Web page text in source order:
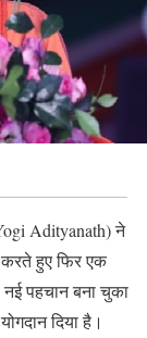
Adityanath) ने
हुए फिर एक
नई पहचान बना चुका
दिया है।